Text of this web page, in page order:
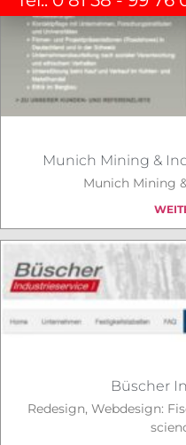
Munich Mining &
Munich Mining
Büscher
Redesign, Webdesign: